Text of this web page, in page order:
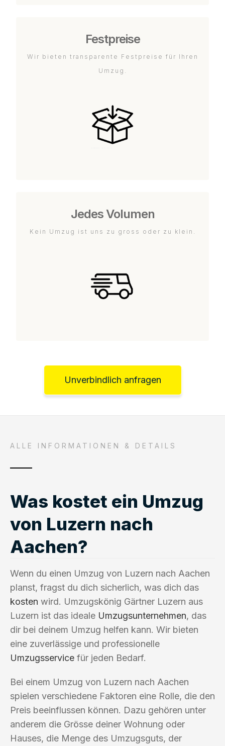
Festpreise
Wir bieten transparente Festpreise für Ihren
Umzug.
Jedes Volumen
Kein Umzug ist uns zu gross oder zu klein.
Unverbindlich anfragen
ALLE INFORMATIONEN & DETAILS
Was kostet ein Umzug
von Luzern nach
Aachen?
Wenn du einen Umzug von Luzern nach Aachen
planst, fragst du dich sicherlich, was dich das
kosten wird. Umzugskönig Gärtner Luzern aus
Luzern ist das ideale Umzugsunternehmen, das
dir bei deinem Umzug helfen kann. Wir bieten
eine zuverlässige und professionelle
Umzugsservice für jeden Bedarf.
Bei einem Umzug von Luzern nach Aachen
spielen verschiedene Faktoren eine Rolle, die den
Preis beeinflussen können. Dazu gehören unter
anderem die Grösse deiner Wohnung oder
Hauses, die Menge des Umzugsguts, der